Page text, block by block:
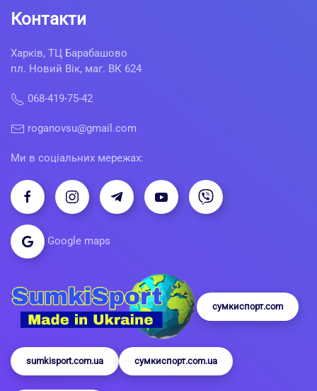
Контакти
Харків, ТЦ Барабашово
пл. Новий Вік, маг. ВК 624
068-419-75-42
roganovsu@gmail.com
Ми в соціальних мережах:
Google maps
сумкиспорт.com
sumkisport.com.ua сумкиспорт.com.ua